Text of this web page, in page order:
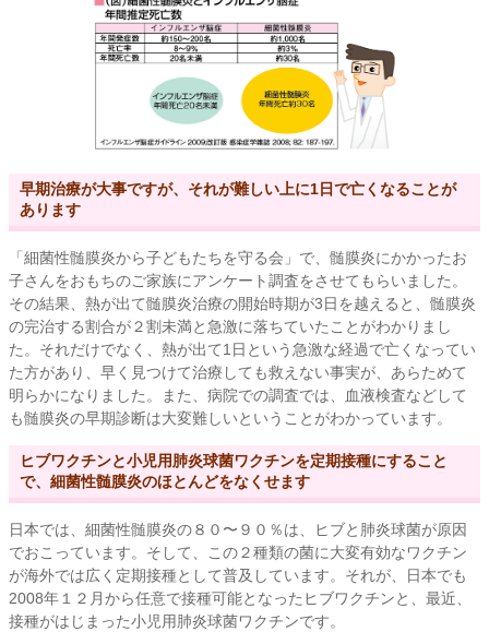
早期治療が大事ですが、それが難しい上に1日で亡くなることが
あります
「細菌性髄膜炎から子どもたちを守る会」で、髄膜炎にかかったお
子さんをおもちのご家族にアンケート調査をさせてもらいました。
その結果、熱が出て髄膜炎治療の開始時期が3日を越えると、髄膜炎
の完治する割合が２割未満と急激に落ちていたことがわかりまし
た。それだけでなく、熱が出て1日という急激な経過で亡くなってい
た方があり、早く見つけて治療しても救えない事実が、あらためて
明らかになりました。また、病院での調査では、血液検査などして
も髄膜炎の早期診断は大変難しいということがわかっています。
ヒブワクチンと小児用肺炎球菌ワクチンを定期接種にすること
で、細菌性髄膜炎のほとんどをなくせます
日本では、細菌性髄膜炎の８０〜９０％は、ヒブと肺炎球菌が原因
でおこっています。そして、この２種類の菌に大変有効なワクチン
が海外では広く定期接種として普及しています。それが、日本でも
2008年１２月から任意で接種可能となったヒブワクチンと、最近、
接種がはじまった小児用肺炎球菌ワクチンです。